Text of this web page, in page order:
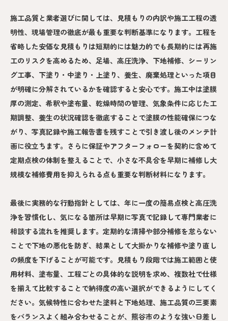
施工品質と業者選びに関しては、見積もりの内訳や施工工程の透
明性、現場管理の徹底が最も重要な判断基準になります。工程を
省略した安価な見積もりは短期的には魅力的でも長期的には再施
工のリスクを高めるため、足場、高圧洗浄、下地補修、シーリン
グ工事、下塗り・中塗り・上塗り、養生、廃棄処理といった項目
が明確に分解されているかを確認すると安心です。施工中は塗膜
厚の測定、希釈や塗布量、乾燥時間の管理、気象条件に応じた工
期調整、養生の状況確認を徹底することで塗膜の性能確保につな
がり、写真記録や施工報告書を残すことで引き渡し後のメンテ計
画に役立ちます。さらに保証やアフターフォローを契約に含めて
定期点検の体制を整えることで、小さな不具合を早期に補修し大
規模な補修費用を抑えられる点も重要な判断材料になります。
最後に実務的な行動指針としては、年に一度の簡易点検と高圧洗
浄を習慣化し、気になる箇所は早期に写真で記録して専門業者に
相談する流れを推奨します。定期的な清掃や部分補修を怠らない
ことで下地の悪化を防ぎ、結果として大掛かりな補修や塗り直し
の頻度を下げることが可能です。見積もり段階では施工範囲と使
用材料、塗布量、工程ごとの具体的な説明を求め、複数社で仕様
を揃えて比較することで納得度の高い選択ができるようにしてく
ださい。気候特性に合わせた塗料と下地処理、施工品質の三要素
をバランスよく組み合わせることが、熊谷市のような強い日差し